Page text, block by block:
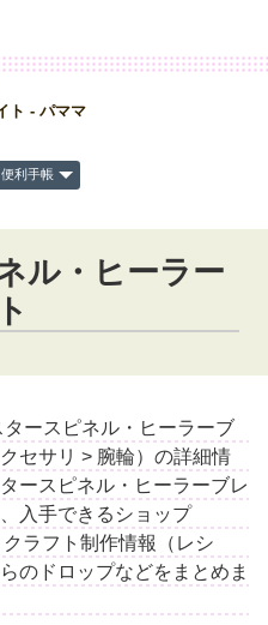
ト - パママ
利手帳
ル・ヒーラー
ースピネル・ヒーラーブ
セサリ > 腕輪）の詳細情
ースピネル・ヒーラーブレ
入手できるショップ
ラフト制作情報（レシ
のドロップなどをまとめま